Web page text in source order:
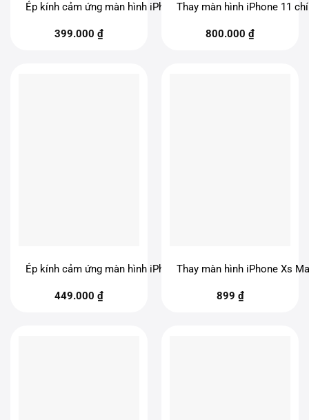
Ép kính cảm ứng màn hình iPhone 11
399.000 ₫
Thay màn hình iPhone 11
800.000 ₫
Ép kính cảm ứng màn hình iPhone Xs Max
449.000 ₫
Thay màn hình iPhone Xs
899 ₫